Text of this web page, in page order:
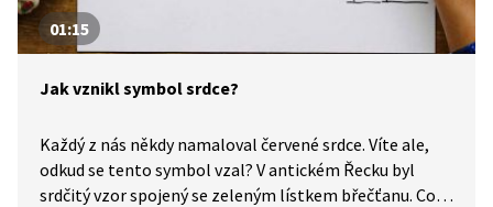
01:15
Jak vznikl symbol srdce?
Každý z nás někdy namaloval červené srdce. Víte ale,
odkud se tento symbol vzal? V antickém Řecku byl
srdčitý vzor spojený se zeleným lístkem břečťanu. Co